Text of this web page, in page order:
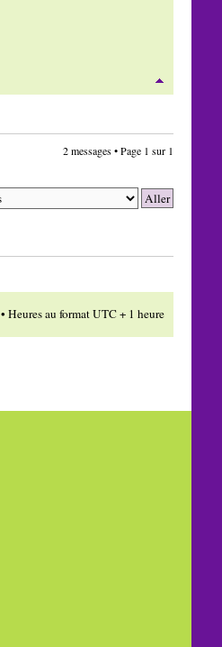
2 messages • Page 1 sur 1
• Heures au format UTC + 1 heure